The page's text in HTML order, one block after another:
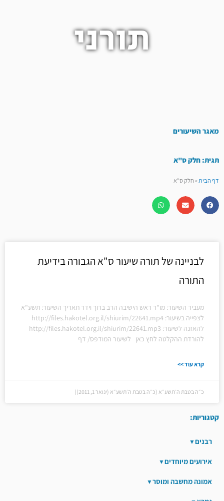
תורני
מאגר השיעורים
תגית: חלק ס"א
דף הבית»חלק ס"א
לבניינה של תורה שיעור ס"א הגבורה בידיעת
התורה
מעביר השיעור: מו"ר ראש הישיבה הרב ברוך וידר תאריך השיעור: תשע"א
לצפייה בשיעור: http://files.hakotel.org.il/shiurim/22641.mp4
להאזנה לשיעור: http://files.hakotel.org.il/shiurim/22641.mp3
להורדת ההקלטה לחץ כאן לשיעור המודפס/ דף
קרא עוד >>
כ״ה בטבת ה׳תשע״א (כ״ה בטבת ה׳תשע״א (ינואר 1, 2011))
קטגוריות:
רבנים
אירועים מיוחדים
אמונה מחשבה ומוסר